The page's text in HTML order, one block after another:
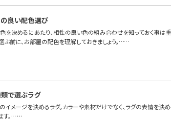
良い配色選び
を決めるにあたり、相性の良い色の組み合わせを知っておく事は
ぶ前に、お部屋の配色を理解しておきましょう。……
で選ぶラグ
イメージを決めるラグ。カラーや素材だけでなく、ラグの表情を決め
す。……